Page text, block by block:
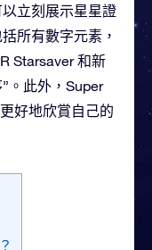
立刻展示星星證
所有數字元素，
Starsaver 和新
。此外，Super
好地欣賞自己的